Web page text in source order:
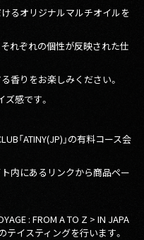
るオリジナルマルチオイルを
れぞれの個性が反映された仕
香りをお楽しみください。
感です。
「ATINY(JP)」の有料コース会
内にあるリンクから商品ペー
: FROM A TO Z > IN JAPA
テイスティングを行います。